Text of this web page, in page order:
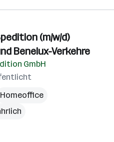
(m/w/d)
Benelux-Verkehre
GmbH
Homeoffice